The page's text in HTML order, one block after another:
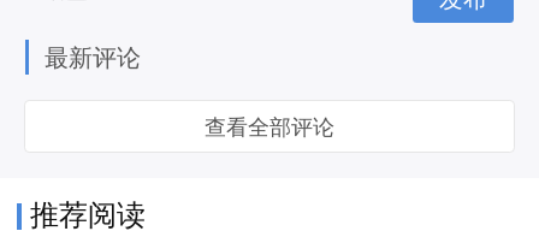
最新评论
查看全部评论
推荐阅读